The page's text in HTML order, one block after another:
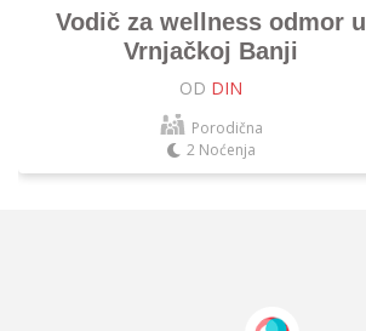
Vodič za wellness odmor u
Vrnjačkoj Banji
OD DIN
Porodična
2 Noćenja